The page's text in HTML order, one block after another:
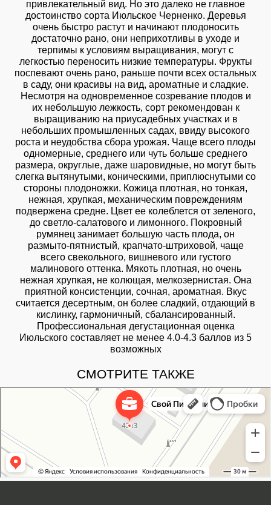
привлекательный вид. Но это далеко не главное
достоинство сорта Июльское Черненко. Деревья
очень быстро растут и начинают плодоносить
достаточно рано, они неприхотливы в уходе и
терпимы к условиям выращивания, могут с
легкостью переносить низкие температуры. Фрукты
поспевают очень рано, раньше почти всех остальных
в саду, они красивы на вид, ароматные и сладкие.
Несмотря на одновременное созревание плодов и
их небольшую лежкость, сорт рекомендован к
выращиванию на приусадебных участках и в
небольших промышленных садах, ввиду высокого
роста и неудобства сбора урожая. Чаще всего плоды
одномерные, среднего или чуть больше среднего
размера, округлые, даже шаровидные, но могут быть
слегка вытянутыми, коническими, приплюснутыми со
стороны плодоножки. Кожица плотная, но тонкая,
нежная, хрупкая, механическим повреждениям
подвержена средне. Цвет ее колеблется от зеленого,
до светло-салатового и лимонного. Покровный
румянец занимает большую часть плода, он
размыто-пятнистый, крапчато-штриховой, чаще
всего свекольного, вишневого или густого
малинового оттенка. Мякоть плотная, но очень
нежная хрупкая, не колющая, мелкозернистая. Она
приятной консистенции, сочная, ароматная. Вкус
считается десертным, он более сладкий, отдающий в
кислинку, гармоничный, сбалансированный.
Профессиональная дегустационная оценка
Июльского составляет не менее 4.0-4.3 баллов из 5
возможных
СМОТРИТЕ ТАКЖЕ
Питомник растений в Москве